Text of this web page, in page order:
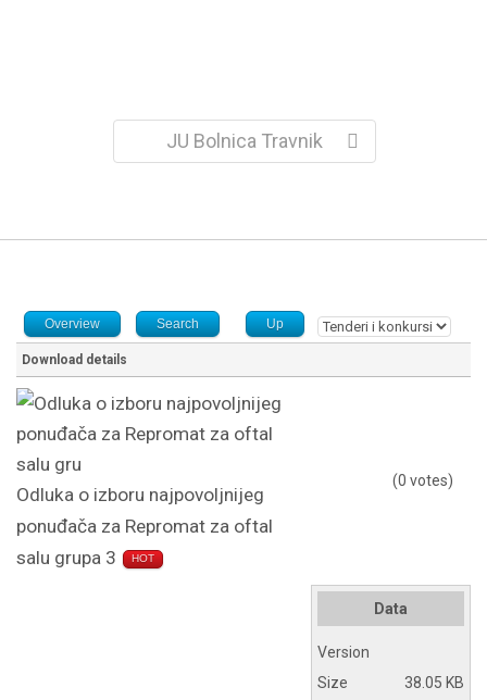
JU Bolnica Travnik
Overview Search Up
Download details
Odluka o izboru najpovoljnijeg
ponuđača za Repromat za oftal
salu grupa 3
HOT
(0 votes)
Data
Version
Size
38.05 KB